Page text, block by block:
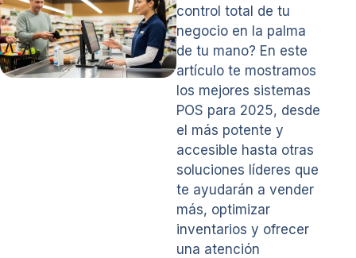
control total de tu
negocio en la palma
de tu mano? En este
artículo te mostramos
los mejores sistemas
POS para 2025, desde
el más potente y
accesible hasta otras
soluciones líderes que
te ayudarán a vender
más, optimizar
inventarios y ofrecer
una atención